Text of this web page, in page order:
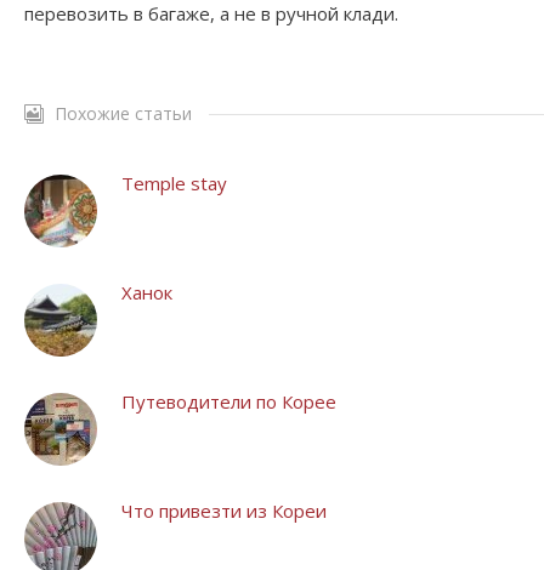
перевозить в багаже, а не в ручной клади.
Похожие статьи
Temple stay
Ханок
Путеводители по Корее
Что привезти из Кореи